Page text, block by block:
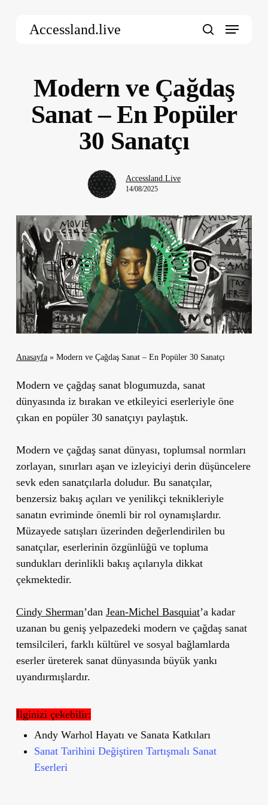
Accessland.live Menu
Modern ve Çağdaş
Sanat – En Popüler
30 Sanatçı
Accessland.Live
14/08/2025
Anasayfa» Modern ve Çağdaş Sanat – En Popüler 30 Sanatçı
Modern ve çağdaş sanat blogumuzda, sanat
dünyasında iz bırakan ve etkileyici eserleriyle öne
çıkan en popüler 30 sanatçıyı paylaştık.
Modern ve çağdaş sanat dünyası, toplumsal normları
zorlayan, sınırları aşan ve izleyiciyi derin düşüncelere
sevk eden sanatçılarla doludur. Bu sanatçılar,
benzersiz bakış açıları ve yenilikçi teknikleriyle
sanatın evriminde önemli bir rol oynamışlardır.
Müzayede satışları üzerinden değerlendirilen bu
sanatçılar, eserlerinin özgünlüğü ve topluma
sundukları derinlikli bakış açılarıyla dikkat
çekmektedir.
Cindy Sherman’dan Jean-Michel Basquiat’a kadar
uzanan bu geniş yelpazedeki modern ve çağdaş sanat
temsilcileri, farklı kültürel ve sosyal bağlamlarda
eserler üreterek sanat dünyasında büyük yankı
uyandırmışlardır.
İlginizi çekebilir:
Andy Warhol Hayatı ve Sanata Katkıları
Sanat Tarihini Değiştiren Tartışmalı Sanat
Eserleri